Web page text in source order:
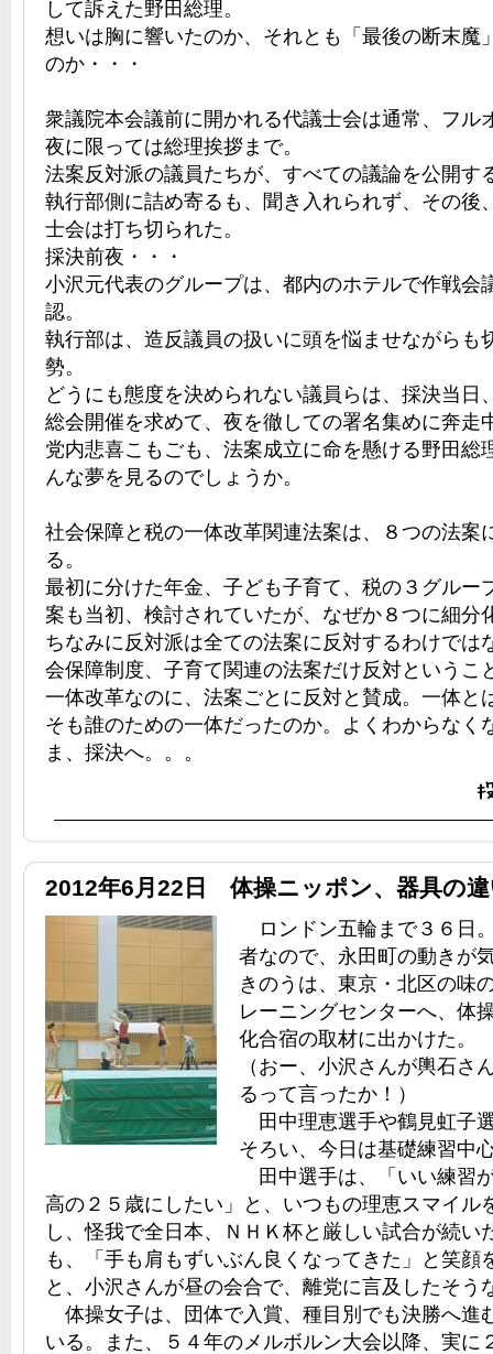
して訴えた野田総理。
想いは胸に響いたのか、それとも「最後の断末魔
のか・・・
衆議院本会議前に開かれる代議士会は通常、フル
夜に限っては総理挨拶まで。
法案反対派の議員たちが、すべての議論を公開す
執行部側に詰め寄るも、聞き入れられず、その後
士会は打ち切られた。
採決前夜・・・
小沢元代表のグループは、都内のホテルで作戦会
認。
執行部は、造反議員の扱いに頭を悩ませながらも
勢。
どうにも態度を決められない議員らは、採決当日
総会開催を求めて、夜を徹しての署名集めに奔走
党内悲喜こもごも、法案成立に命を懸ける野田総
んな夢を見るのでしょうか。
社会保障と税の一体改革関連法案は、８つの法案
る。
最初に分けた年金、子ども子育て、税の３グルー
案も当初、検討されていたが、なぜか８つに細分
ちなみに反対派は全ての法案に反対するわけでは
会保障制度、子育て関連の法案だけ反対というこ
一体改革なのに、法案ごとに反対と賛成。一体と
そも誰のための一体だったのか。よくわからなく
ま、採決へ。。。
2012年6月22日 体操ニッポン、器具の
ロンドン五輪まで３６日
者なので、永田町の動き
きのうは、東京・北区の味
レーニングセンターへ、体
化合宿の取材に出かけた。
（おー、小沢さんが輿石さ
るって言ったか！）
田中理恵選手や鶴見虹子
そろい、今日は基礎練習中
田中選手は、「いい練習
高の２５歳にしたい」と、いつもの理恵スマイル
し、怪我で全日本、ＮＨＫ杯と厳しい試合が続い
も、「手も肩もずいぶん良くなってきた」と笑顔
と、小沢さんが昼の会合で、離党に言及したそう
体操女子は、団体で入賞、種目別でも決勝へ進
いる。また、５４年のメルボルン大会以降、実に